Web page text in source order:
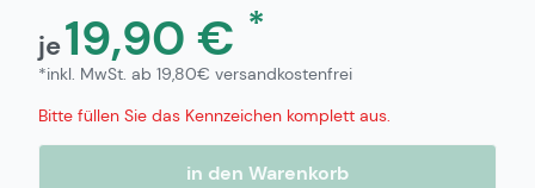
je19,90 € *
*inkl. MwSt. ab 19,80€ versandkostenfrei
Bitte füllen Sie das Kennzeichen komplett aus.
in den Warenkorb